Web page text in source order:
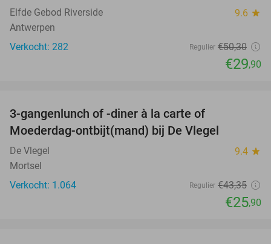
Elfde Gebod Riverside 9.6 star
Antwerpen
Verkocht: 282
Regulier €50,30
€29,90
3-gangenlunch of -diner à la carte of
Moederdag-ontbijt(mand) bij De Vlegel
De Vlegel 9.4 star
Mortsel
Verkocht: 1.064
Regulier €43,35
€25,90